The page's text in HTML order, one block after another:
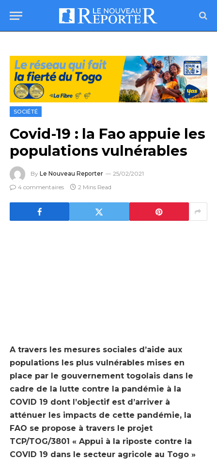
SOCIÉTÉ
Covid-19 : la Fao appuie les
populations vulnérables
By Le Nouveau Reporter
25/02/2021
4 commentaires
2 Mins Read
A travers les mesures sociales d’aide aux
populations les plus vulnérables mises en
place par le gouvernement togolais dans le
cadre de la lutte contre la pandémie à la
COVID 19 dont l’objectif est d’arriver à
atténuer les impacts de cette pandémie, la
FAO se propose à travers le projet
TCP/TOG/3801 « Appui à la riposte contre la
COVID 19 dans le secteur agricole au Togo »